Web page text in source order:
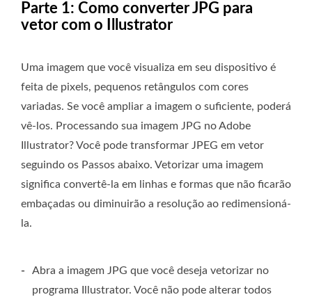
Parte 1: Como converter JPG para
vetor com o Illustrator
Uma imagem que você visualiza em seu dispositivo é
feita de pixels, pequenos retângulos com cores
variadas. Se você ampliar a imagem o suficiente, poderá
vê-los. Processando sua imagem JPG no Adobe
Illustrator? Você pode transformar JPEG em vetor
seguindo os Passos abaixo. Vetorizar uma imagem
significa convertê-la em linhas e formas que não ficarão
embaçadas ou diminuirão a resolução ao redimensioná-
la.
-
Abra a imagem JPG que você deseja vetorizar no
programa Illustrator. Você não pode alterar todos